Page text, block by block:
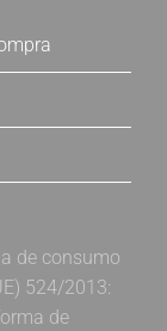
de consumo
524/2013:
de